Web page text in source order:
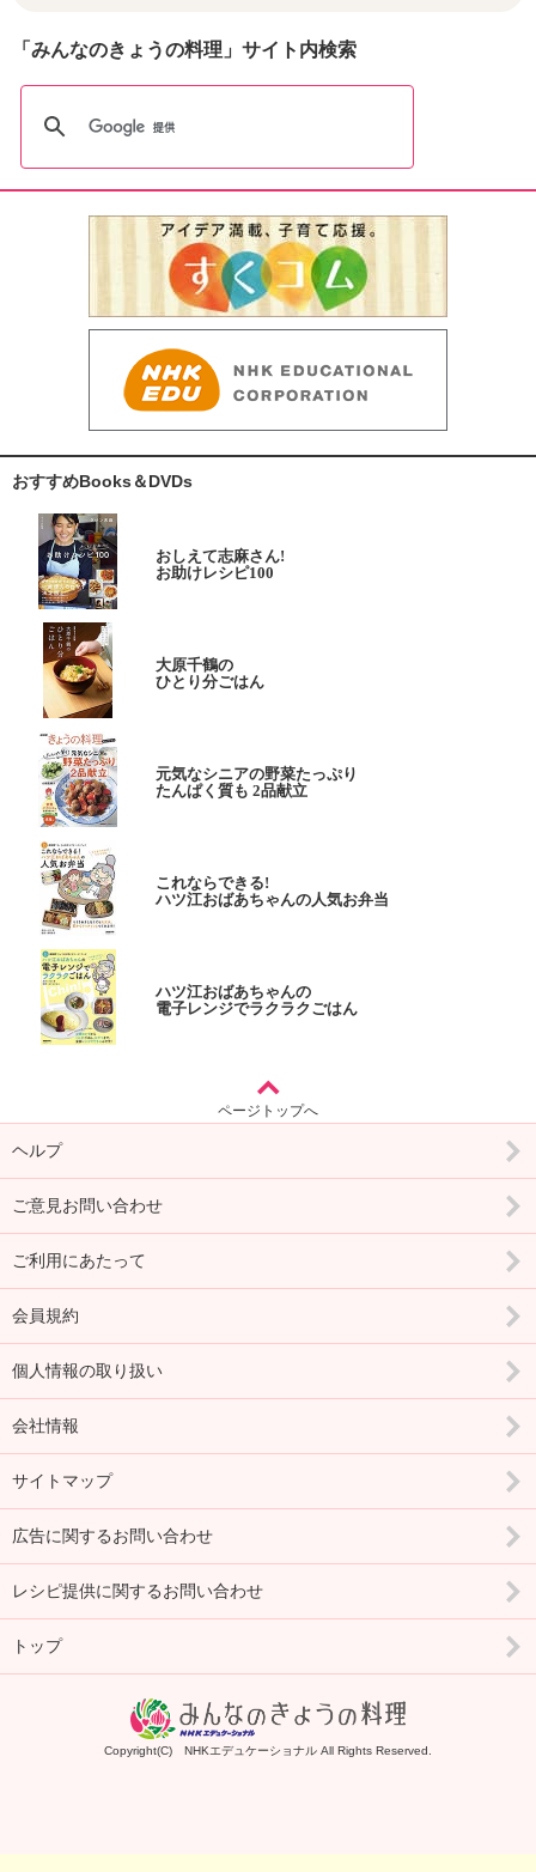
「みんなのきょうの料理」サイト内検索
おすすめBooks＆DVDs
おしえて志麻さん!
お助けレシピ100
大原千鶴の
ひとり分ごはん
元気なシニアの野菜たっぷり
たんぱく質も 2品献立
これならできる!
ハツ江おばあちゃんの人気お弁当
ハツ江おばあちゃんの
電子レンジでラクラクごはん
ページトップへ
ヘルプ
ご意見お問い合わせ
ご利用にあたって
会員規約
個人情報の取り扱い
会社情報
サイトマップ
広告に関するお問い合わせ
レシピ提供に関するお問い合わせ
トップ
Copyright(C) NHKエデュケーショナル All Rights Reserved.